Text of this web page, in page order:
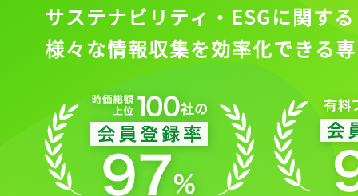
サステナビリティ・ESGに関する
様々な情報収集を効率化できる